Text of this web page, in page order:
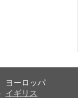
ヨーロッパ
イギリス